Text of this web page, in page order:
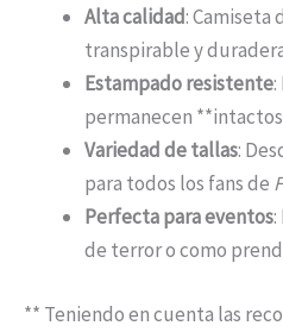
Alta calidad: Camiseta
transpirable y
Estampado resistente:
permanecen
Variedad de tallas:
para todos los fans de
Perfecta para eventos:
de terror o como
** Teniendo en cuenta las